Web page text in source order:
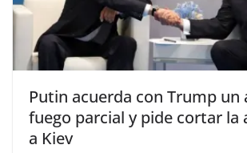
Putin acuerda con Trump un
fuego parcial y pide cortar la
a Kiev